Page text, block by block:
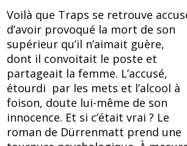
Voilà que Traps se retrouve
d’avoir provoqué la mort de son
supérieur qu’il n’aimait guère,
dont il convoitait le poste et
partageait la femme. L’accusé,
étourdi par les mets et l’alcool à
foison, doute lui-même de son
innocence. Et si c’était vrai ? Le
roman de Dürrenmatt prend une